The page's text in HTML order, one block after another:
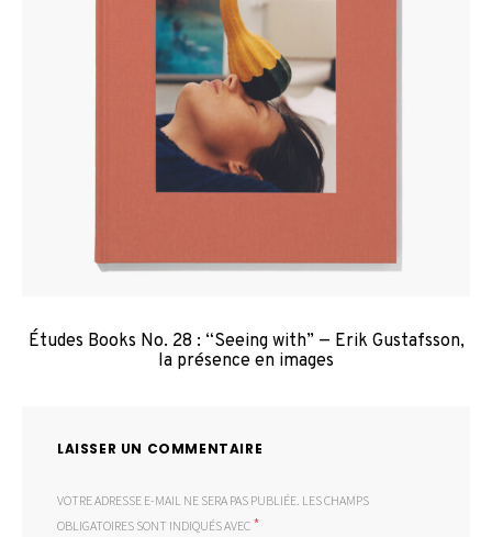
Études Books No. 28 : “Seeing with” — Erik Gustafsson,
la présence en images
LAISSER UN COMMENTAIRE
VOTRE ADRESSE E-MAIL NE SERA PAS PUBLIÉE. LES CHAMPS
OBLIGATOIRES SONT INDIQUÉS AVEC *